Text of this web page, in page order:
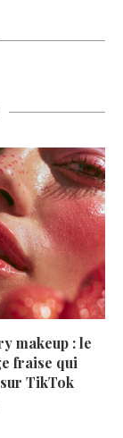
makeup : le
fraise qui
TikTok